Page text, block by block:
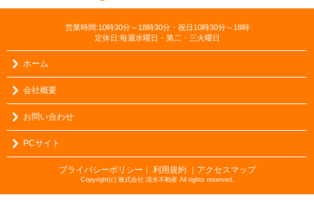
営業時間:10時30分～18時30分・祝日10時30分～18時
定休日:毎週水曜日・第二・三火曜日
ホーム
会社概要
お問い合わせ
PCサイト
プライバシーポリシー ｜ 利用規約 ｜アクセスマップ
Copyright(c) 株式会社 清水不動産 All rights reserved.